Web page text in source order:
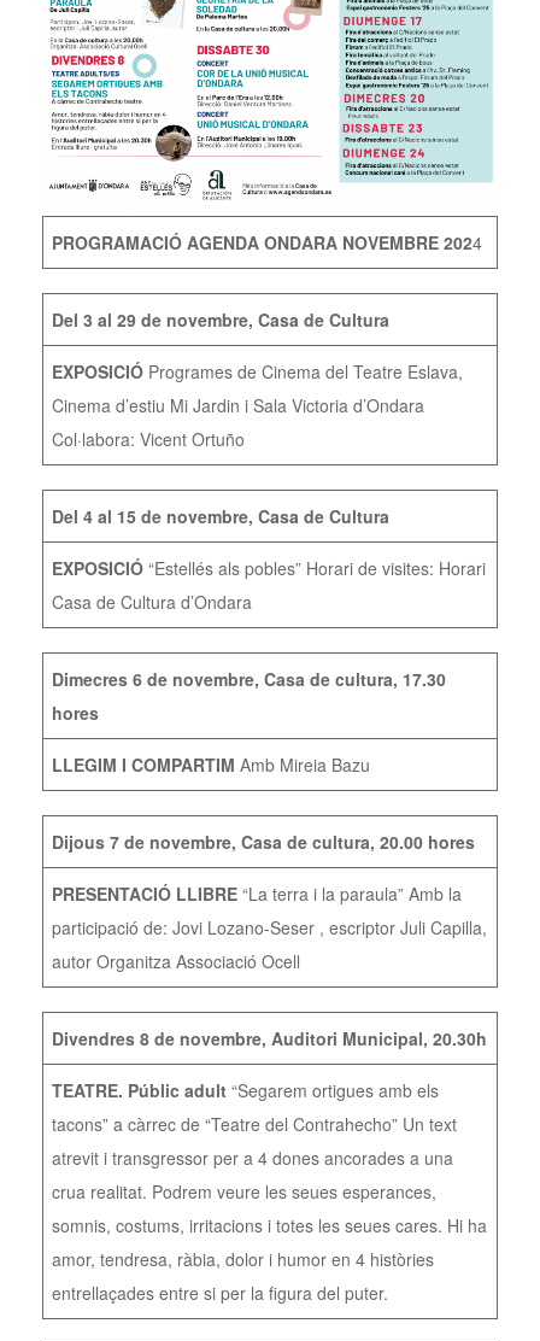
PROGRAMACIÓ AGENDA ONDARA NOVEMBRE 2024
Del 3 al 29 de novembre, Casa de Cultura
EXPOSICIÓ Programes de Cinema del Teatre Eslava,
Cinema d’estiu Mi Jardin i Sala Victoria d’Ondara
Col·labora: Vicent Ortuño
Del 4 al 15 de novembre, Casa de Cultura
EXPOSICIÓ “Estellés als pobles” Horari de visites: Horari
Casa de Cultura d’Ondara
Dimecres 6 de novembre, Casa de cultura, 17.30
hores
LLEGIM I COMPARTIM Amb Mireia Bazu
Dijous 7 de novembre, Casa de cultura, 20.00 hores
PRESENTACIÓ LLIBRE “La terra i la paraula” Amb la
participació de: Jovi Lozano-Seser , escriptor Juli Capilla,
autor Organitza Associació Ocell
Divendres 8 de novembre, Auditori Municipal, 20.30h
TEATRE. Públic adult “Segarem ortigues amb els
tacons” a càrrec de “Teatre del Contrahecho” Un text
atrevit i transgressor per a 4 dones ancorades a una
crua realitat. Podrem veure les seues esperances,
somnis, costums, irritacions i totes les seues cares. Hi ha
amor, tendresa, ràbia, dolor i humor en 4 històries
entrellaçades entre si per la figura del puter.